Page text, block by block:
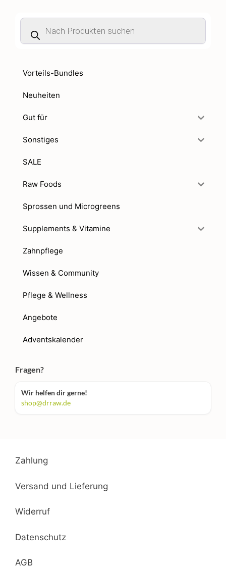
Products
search
Vorteils-Bundles
Neuheiten
Gut für
Sonstiges
SALE
Raw Foods
Sprossen und Microgreens
Supplements & Vitamine
Zahnpflege
Wissen & Community
Pflege & Wellness
Angebote
Adventskalender
Fragen?
Wir helfen dir gerne!
shop@drraw.de
Zahlung
Versand und Lieferung
Widerruf
Datenschutz
AGB